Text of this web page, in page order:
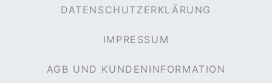
DATENSCHUTZERKLÄRUNG
IMPRESSUM
AGB UND KUNDENINFORMATION